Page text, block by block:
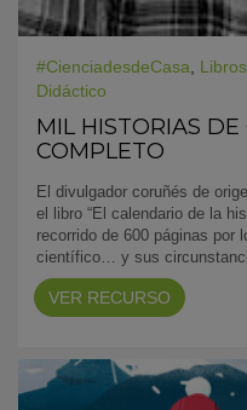
#CienciadesdeCasa,
Didáctico
MIL HISTORIAS
COMPLETO
El divulgador coruñés de
el libro “El calendario de la
recorrido de 600 páginas por
científico… y sus
VER RECURSO